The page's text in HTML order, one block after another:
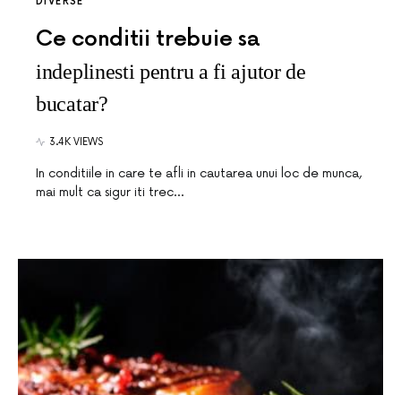
Ce conditii trebuie sa
indeplinesti pentru a fi ajutor de
bucatar?
3.4K VIEWS
In conditiile in care te afli in cautarea unui loc de munca,
mai mult ca sigur iti trec…